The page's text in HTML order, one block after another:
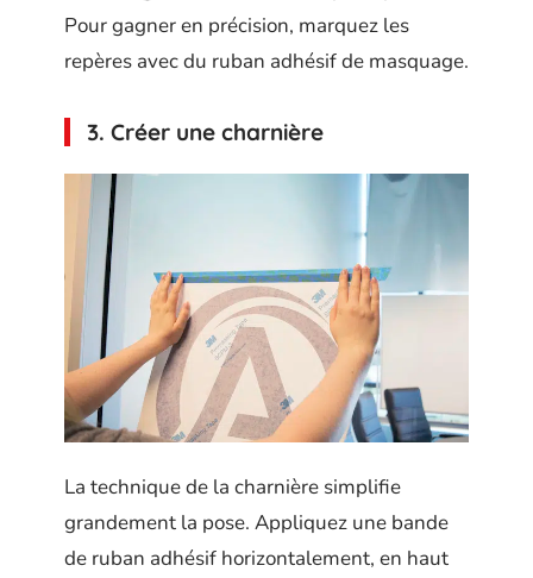
Pour gagner en précision, marquez les
repères avec du ruban adhésif de masquage.
3. Créer une charnière
La technique de la charnière simplifie
grandement la pose. Appliquez une bande
de ruban adhésif horizontalement, en haut